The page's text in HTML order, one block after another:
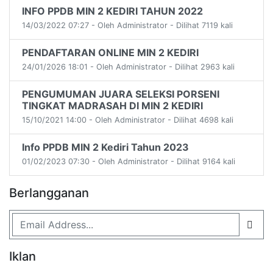
INFO PPDB MIN 2 KEDIRI TAHUN 2022
14/03/2022 07:27 - Oleh Administrator - Dilihat 7119 kali
PENDAFTARAN ONLINE MIN 2 KEDIRI
24/01/2026 18:01 - Oleh Administrator - Dilihat 2963 kali
PENGUMUMAN JUARA SELEKSI PORSENI
TINGKAT MADRASAH DI MIN 2 KEDIRI
15/10/2021 14:00 - Oleh Administrator - Dilihat 4698 kali
Info PPDB MIN 2 Kediri Tahun 2023
01/02/2023 07:30 - Oleh Administrator - Dilihat 9164 kali
Berlangganan
Iklan